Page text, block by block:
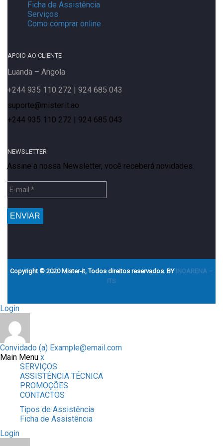
Ficha de Assistência
Serviços
Como comprar online
APOIO AO CLIENTE
Luanda – Angola
+244 935 110 272 | 924 685 043
suporte@mister.it.ao
+244 935 110 272 | 924 685 043
NEWSLETTER
Assine a nossa Newsletter, você receberá novidades.
Copyright © 2020 Mister-it, Todos direitos reservados. BY INOARENA –
ITS
Login
Convidado (a) Example@email.com
Main Menu x
SERVIÇOS
ASSISTÊNCIA TÉCNICA
PROMOÇÕES
CONTACTOS
Tipos de Assistência
Ficha de Assistência
Login